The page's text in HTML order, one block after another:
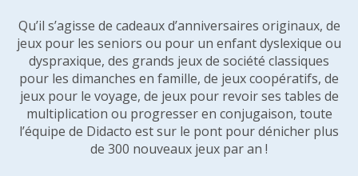
Qu’il s’agisse de cadeaux d’anniversaires originaux, de
jeux pour les seniors ou pour un enfant dyslexique ou
dyspraxique, des grands jeux de société classiques
pour les dimanches en famille, de jeux coopératifs, de
jeux pour le voyage, de jeux pour revoir ses tables de
multiplication ou progresser en conjugaison, toute
l’équipe de Didacto est sur le pont pour dénicher plus
de 300 nouveaux jeux par an !